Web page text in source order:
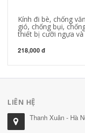
Kính đi bè, chống
gió, chống bụi,
thiết bị cưỡi ngựa
218,000 đ
LIÊN HỆ
Thanh Xuân - Hà